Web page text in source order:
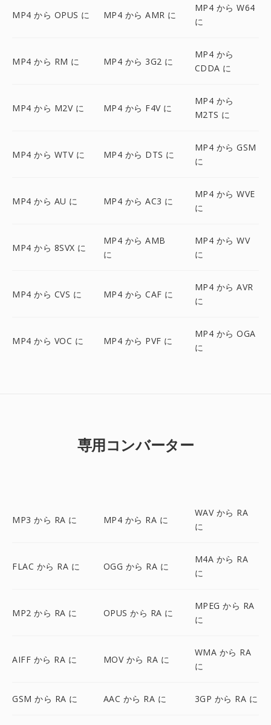
MP4 から OPUS に MP4 から AMR に
MP4 から W64
に
MP4 から RM に MP4 から 3G2 に
MP4 から
CDDA に
MP4 から M2V に MP4 から F4V に
MP4 から
M2TS に
MP4 から WTV に MP4 から DTS に
MP4 から GSM
に
MP4 から AU に MP4 から AC3 に
MP4 から WVE
に
MP4 から 8SVX に
MP4 から AMB
に
MP4 から WV
に
MP4 から CVS に MP4 から CAF に
MP4 から AVR
に
MP4 から VOC に MP4 から PVF に
MP4 から OGA
に
専用コンバーター
MP3 から RA に MP4 から RA に
WAV から RA
に
FLAC から RA に OGG から RA に
M4A から RA
に
MP2 から RA に OPUS から RA に
MPEG から RA
に
AIFF から RA に MOV から RA に
WMA から RA
に
GSM から RA に AAC から RA に 3GP から RA に